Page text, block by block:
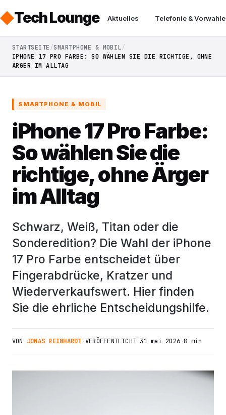
Tech Lounge Aktuelles Telefonie &
STARTSEITE SMARTPHONE & MOBIL
IPHONE 17 PRO FARBE: SO WÄHLEN SIE DIE RICHTIGE, OHNE
ÄRGER IM ALLTAG
SMARTPHONE & MOBIL
iPhone 17 Pro Farbe:
So wählen Sie die
richtige, ohne Ärger
im Alltag
Schwarz, Weiß, Titan oder die
Sonderedition? Die Wahl der iPhone
17 Pro Farbe entscheidet über
Fingerabdrücke, Kratzer und
Wiederverkaufswert. Hier finden
Sie die ehrliche Entscheidungshilfe.
VON JONAS REINHARDT ·VERÖFFENTLICHT 31 mai 2026·8 min